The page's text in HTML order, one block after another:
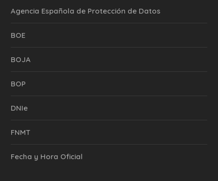
Agencia Española de Protección de Datos
BOE
BOJA
BOP
DNIe
FNMT
Fecha y Hora Oficial